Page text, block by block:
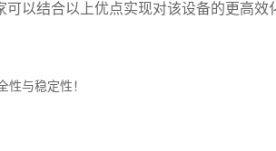
以结合以上优点实现对该设备的更高效
与稳定性！